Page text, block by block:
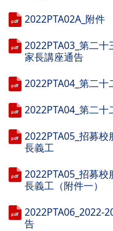
2022PTA02A_附件
2022PTA03_第二
家長講座通告
2022PTA04_第二
2022PTA04_第二十
2022PTA05_招募
長義工
2022PTA05_招募
長義工（附件一）
2022PTA06_2022-
告